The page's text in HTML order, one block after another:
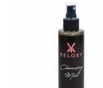
priset
var:
298.00